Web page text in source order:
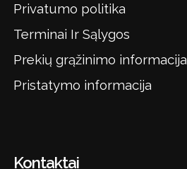
Privatumo politika
Terminai Ir Sąlygos
Prekių grąžinimo informacija
Pristatymo informacija
Kontaktai